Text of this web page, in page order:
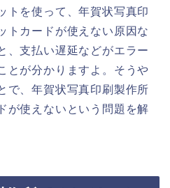
トを使って、年賀状写真印
トカードが使えない原因な
、支払い遅延などがエラー
とが分かりますよ。そうや
で、年賀状写真印刷製作所
が使えないという問題を解